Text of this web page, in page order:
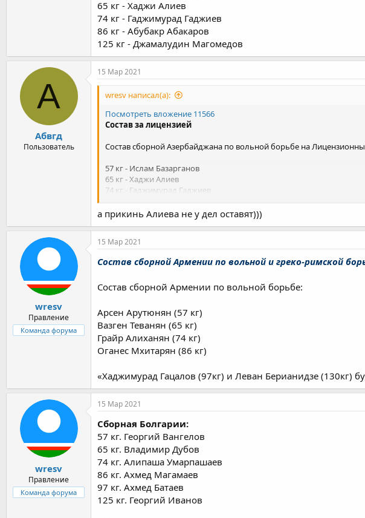
Csaba VIDA (HUN)
Mitchell Louis FINESILVER (ISR)
Andrius MAZEIKA (LTU)
Maxim VASILIOGLO (ROU)
Malik Michael AMINE (SMR)
Marc DIETSCHE (SUI)
Tajmuraz Mairbekovic SALKAZANOV (SVK)
Soner DEMIRTAS (TUR)
Denys PAVLOV (UKR)
86kg
Hovhannes MKHITARYAN (ARM)
Abubakr ABAKAROV (AZE)
Ali SHABANAU (BLR)
Akhmed Adamovitch MAGAMAEV (BUL)
Taimuraz FRIEV NASKIDAEVA (ESP)
Ville Tapani HEINO (FIN)
Ahmed Ruslanovic DUDAROV (GER)
Georgios SAVVOULIDIS (GRE)
Istvan VEREB (HUN)
Milan MESTER (HUN)
Simone IANNATTONI (ITA)
Ivars SAMUSONOKS (LAT)
Boris MAKOEV (SVK)
Osman GOCEN (TUR)
Mukhammed ALIIEV (UKR)
Rio Olympic bronze medalist Albert SARITOV (ROU) will compete at 97kg.
97kg
Aliaksandr HUSHTYN (BLR)
Erik Sven THIELE (GER)
Timofei XENIDIS (GRE)
Milan Andras KORCSOG (HUN)
Abraham de Jesus CONYEDO RUANO (ITA)
Lukas KRASAUSKAS (LTU)
Albert SARITOV (ROU)
Radoslaw BARAN (POL)
Samuel SCHERRER (SUI)
65 кг - Хаджи Алиев
74 кг - Гаджимурад Гаджиев
86 кг - Абубакр Абакаров
125 кг - Джамалудин Магомедов
А
Абвгд
Пользователь
15 Мар 2021
wresv написал(а):
Посмотреть вложение 11566
Состав за лицензией
Состав сборной Азербайджана по вольной борьбе на
57 кг - Ислам Базарганов
65 кг - Хаджи Алиев
74 кг - Гаджимурад Гаджиев
125 кг - Джамалудин Магомедов
а прикинь Алиева не у дел оставят)))
wresv
Правление
Команда форума
15 Мар 2021
Состав сборной Армении по вольной и греко-римской
Состав сборной Армении по вольной борьбе:
Арсен Арутюнян (57 кг)
Вазген Теванян (65 кг)
Грайр Алиханян (74 кг)
Оганес Мхитарян (86 кг)
«Хаджимурад Гацалов (97кг) и Леван Берианидзе (130кг)
wresv
Правление
Команда форума
15 Мар 2021
Сборная Болгарии:
57 кг. Георгий Вангелов
65 кг. Владимир Дубов
74 кг. Алипаша Умарпашаев
86 кг. Ахмед Магамаев
97 кг. Ахмед Батаев
125 кг. Георгий Иванов